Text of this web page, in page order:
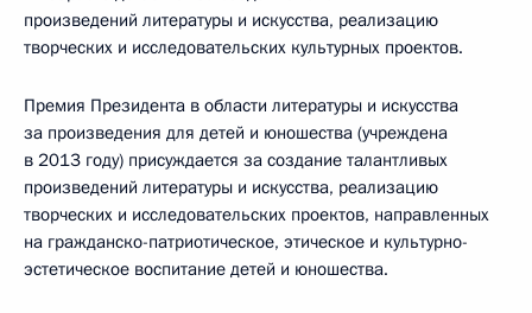
произведений литературы и искусства, реализацию
творческих и исследовательских культурных проектов.
Премия Президента в области литературы и искусства
за произведения для детей и юношества (учреждена
в 2013 году) присуждается за создание талантливых
произведений литературы и искусства, реализацию
творческих и исследовательских проектов, направленных
на гражданско-патриотическое, этическое и культурно-
эстетическое воспитание детей и юношества.